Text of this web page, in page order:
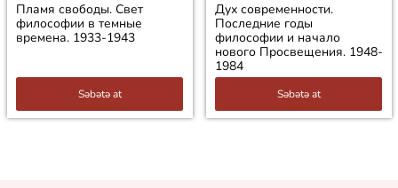
Пламя свободы. Свет
философии в темные
времена. 1933-1943
Səbətə at
Дух современности.
Последние годы
философии и начало
нового Просвещения. 1948-
1984
Səbətə at